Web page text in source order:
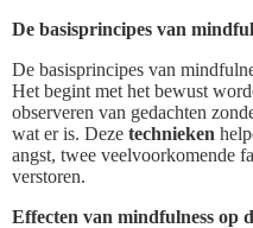
De basisprincipes van
De basisprincipes van
Het begint met het bewust
observeren van gedachten
wat er is. Deze technieken
angst, twee veelvoorkomende
verstoren.
Effecten van mindfulness op